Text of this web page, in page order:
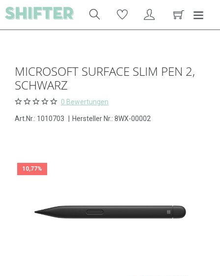
MICROSOFT SURFACE SLIM PEN 2,
SCHWARZ
0 Bewertungen
Art.Nr.: 1010703 Hersteller Nr.: 8WX-00002
10,77%